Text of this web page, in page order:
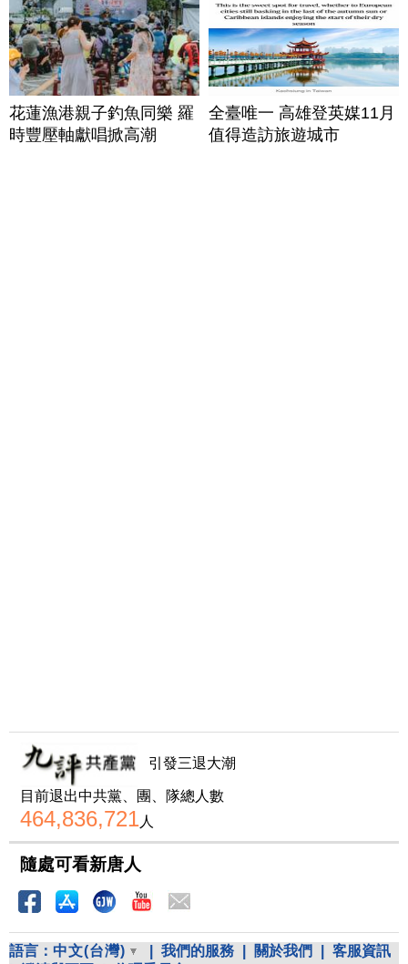
花蓮漁港親子釣魚同樂 羅
時豐壓軸獻唱掀高潮
全臺唯一 高雄登英媒11月
值得造訪旅遊城市
引發三退大潮
目前退出中共黨、團、隊總人數
464,836,721人
隨處可看新唐人
語言： 中文(台灣) 我們的服務 關於我們
客服資訊